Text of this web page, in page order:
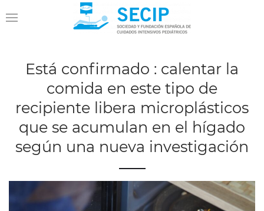
Está confirmado : calentar la
comida en este tipo de
recipiente libera microplásticos
que se acumulan en el hígado
según una nueva investigación